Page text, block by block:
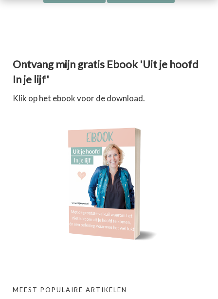
Ontvang mijn gratis Ebook 'Uit je hoofd
In je lijf'
Klik op het ebook voor de download.
MEEST POPULAIRE ARTIKELEN